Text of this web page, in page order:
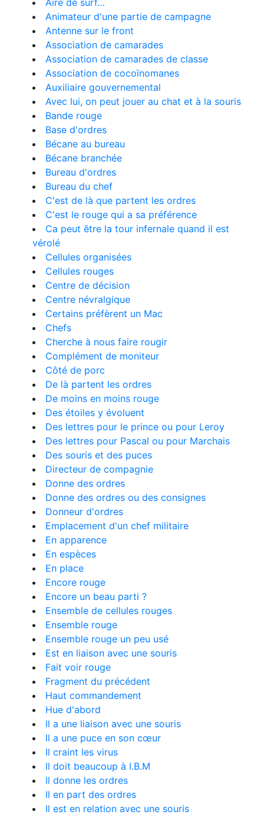
Aire de surf…
Animateur d'une partie de campagne
Antenne sur le front
Association de camarades
Association de camarades de classe
Association de cocoïnomanes
Auxiliaire gouvernemental
Avec lui, on peut jouer au chat et à la souris
Bande rouge
Base d'ordres
Bécane au bureau
Bécane branchée
Bureau d'ordres
Bureau du chef
C'est de là que partent les ordres
C'est le rouge qui a sa préférence
Ca peut être la tour infernale quand il est
vérolé
Cellules organisées
Cellules rouges
Centre de décision
Centre névralgique
Certains préfèrent un Mac
Chefs
Cherche à nous faire rougir
Complément de moniteur
Côté de porc
De là partent les ordres
De moins en moins rouge
Des étoiles y évoluent
Des lettres pour le prince ou pour Leroy
Des lettres pour Pascal ou pour Marchais
Des souris et des puces
Directeur de compagnie
Donne des ordres
Donne des ordres ou des consignes
Donneur d'ordres
Emplacement d'un chef militaire
En apparence
En espèces
En place
Encore rouge
Encore un beau parti ?
Ensemble de cellules rouges
Ensemble rouge
Ensemble rouge un peu usé
Est en liaison avec une souris
Fait voir rouge
Fragment du précédent
Haut commandement
Hue d'abord
Il a une liaison avec une souris
Il a une puce en son cœur
Il craint les virus
Il doit beaucoup à I.B.M
Il donne les ordres
Il en part des ordres
Il est en relation avec une souris